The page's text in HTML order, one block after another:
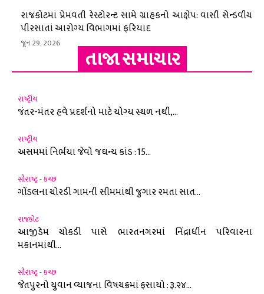
રાજકોટમાં પ્રેમવતી રેસ્ટોરન્ટ સામે ગ્રાહકનો આક્ષેપ: વાસી સેન્ડવીચ
પીરસાતાં આરોગ્ય વિભાગમાં ફરિયાદ
જૂન 29, 2026
તાજા સમાચાર
રાષ્ટ્રીય
જંતર-મંતર હવે પ્રદર્શનો માટે યોગ્ય સ્થળ નથી,...
રાષ્ટ્રીય
અસમમાં નિર્ભયા જેવો જઘન્ય કાંડ : 15...
સૌરાષ્ટ્ર - કચ્છ
ગોંડલના ચોરડી ગામની સીમમાંથી જુગાર રમતા સાત...
રાજકોટ
આજીડેમ ચોકડી પાસે ભારતનગરમાં નિંદ્રાધીન પરિવારના
મકાનમાંથી...
સૌરાષ્ટ્ર - કચ્છ
જેતપુરનો યુવાન વ્યાજના વિષચક્રમાં ફસાયો : રૂ.૨૪...